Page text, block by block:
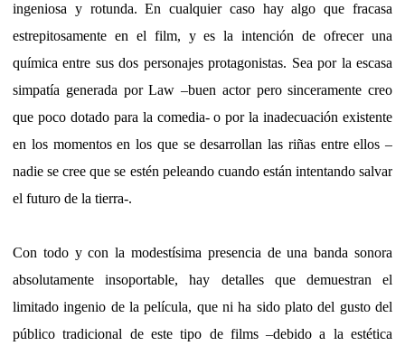
ingeniosa y rotunda. En cualquier caso hay algo que fracasa
estrepitosamente en el film, y es la intención de ofrecer una
química entre sus dos personajes protagonistas. Sea por la escasa
simpatía generada por Law –buen actor pero sinceramente creo
que poco dotado para la comedia- o por la inadecuación existente
en los momentos en los que se desarrollan las riñas entre ellos –
nadie se cree que se estén peleando cuando están intentando salvar
el futuro de la tierra-.
Con todo y con la modestísima presencia de una banda sonora
absolutamente insoportable, hay detalles que demuestran el
limitado ingenio de la película, que ni ha sido plato del gusto del
público tradicional de este tipo de films –debido a la estética